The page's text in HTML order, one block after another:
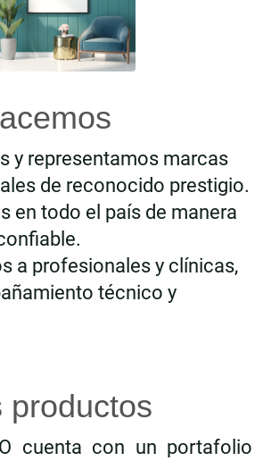
y representamos marcas
de reconocido prestigio.
en todo el país de manera
a profesionales y clínicas,
técnico y
productos
cuenta con un portafolio